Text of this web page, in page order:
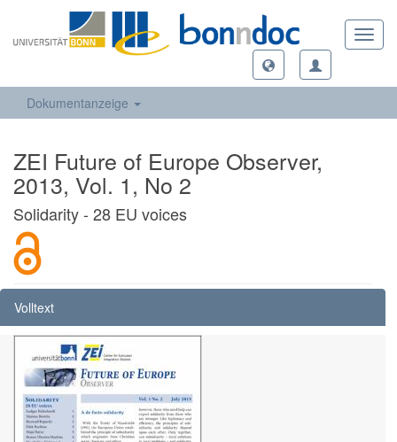
Dokumentanzeige
ZEI Future of Europe Observer,
2013, Vol. 1, No 2
Solidarity - 28 EU voices
Volltext